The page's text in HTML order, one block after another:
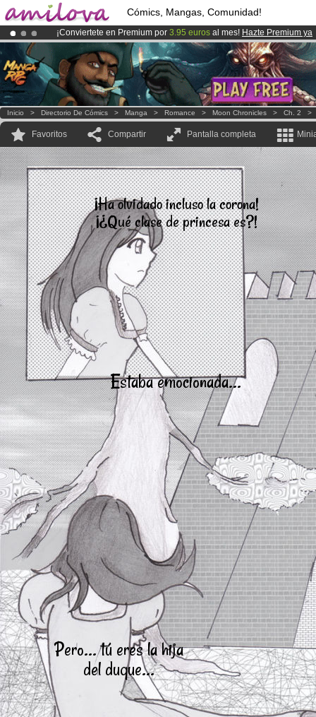
Cómics, Mangas, Comunidad!
¡Conviertete en Premium por 3.95 euros al mes! Hazte Premium ya
¡El Kickstarter Amilova está desormado lanzado!.
¡Ya tenemos 100000miembrosy 1000 Cómics y Mangas!.
Inicio > Directorio De Cómics > Manga > Romance > Moon Chronicles > Ch. 2
Favoritos Compartir Pantalla completa
¡Ha olvidado incluso la corona!
¡¿Qué clase de princesa es?!
Estaba emocionada...
Pero... tú eres la hija
del duque...